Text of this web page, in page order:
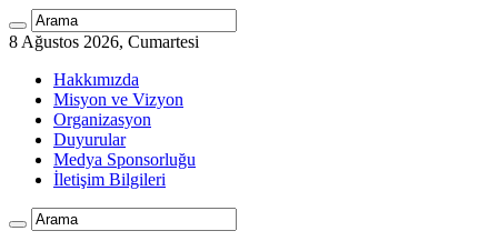
8 Ağustos 2026, Cumartesi
Hakkımızda
Misyon ve Vizyon
Organizasyon
Duyurular
Medya Sponsorluğu
İletişim Bilgileri